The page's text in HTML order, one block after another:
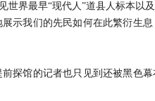
界最早“现代人”道县人标本以及
我们的先民如何在此繁衍生息
馆的记者也只见到还被黑色幕